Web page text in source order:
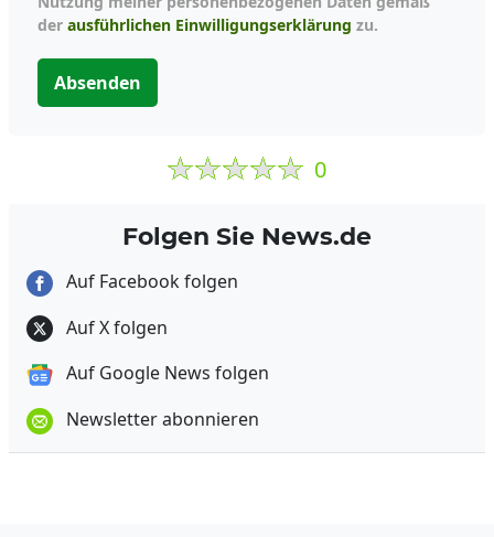
der ausführlichen Einwilligungserklärung zu.
Absenden
0
Folgen Sie News.de
Auf Facebook folgen
Auf X folgen
Auf Google News folgen
Newsletter abonnieren